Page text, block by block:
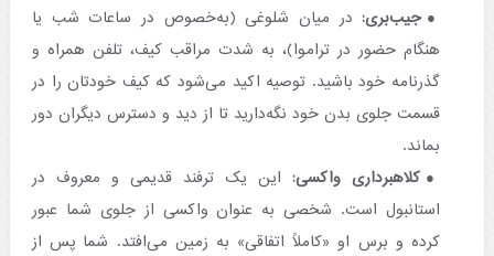
جیب‌بری: در میان شلوغی (به‌خصوص در ساعات شب یا
هنگام حضور در تراموا)، به شدت مراقب کیف، تلفن همراه و
گذرنامه خود باشید. توصیه اکید می‌شود که کیف خودتان را در
قسمت جلوی بدن خود نگه‌دارید تا از دید و دسترس دیگران دور
بماند.
کلاهبرداری واکسی: این یک ترفند قدیمی و معروف در
استانبول است. شخصی به عنوان واکسی از جلوی شما عبور
کرده و برس او «کاملاً اتفاقی» به زمین می‌افتد. شما پس از